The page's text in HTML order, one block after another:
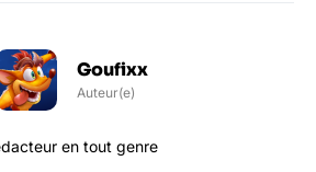
Goufixx
Auteur(e)
en tout genre